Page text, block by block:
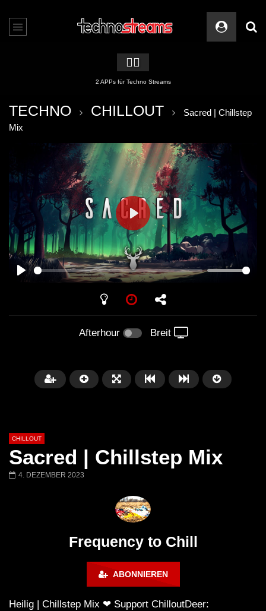
🏳️‍🌈
2 APPs für Techno Streams
TECHNO CHILLOUT
Sacred | Chillstep
Mix
PLAY
Afterhour Breit
Chillout Ibiza Lounge 2024 🍓
Calm & Relaxing Background
Music 🍓 Chill, Study, Work,
CHILLOUT
Sacred | Chillstep Mix
4. DEZEMBER 2023
Frequency to Chill
ABONNIEREN
Heilig | Chillstep Mix ❤ Support ChilloutDeer: